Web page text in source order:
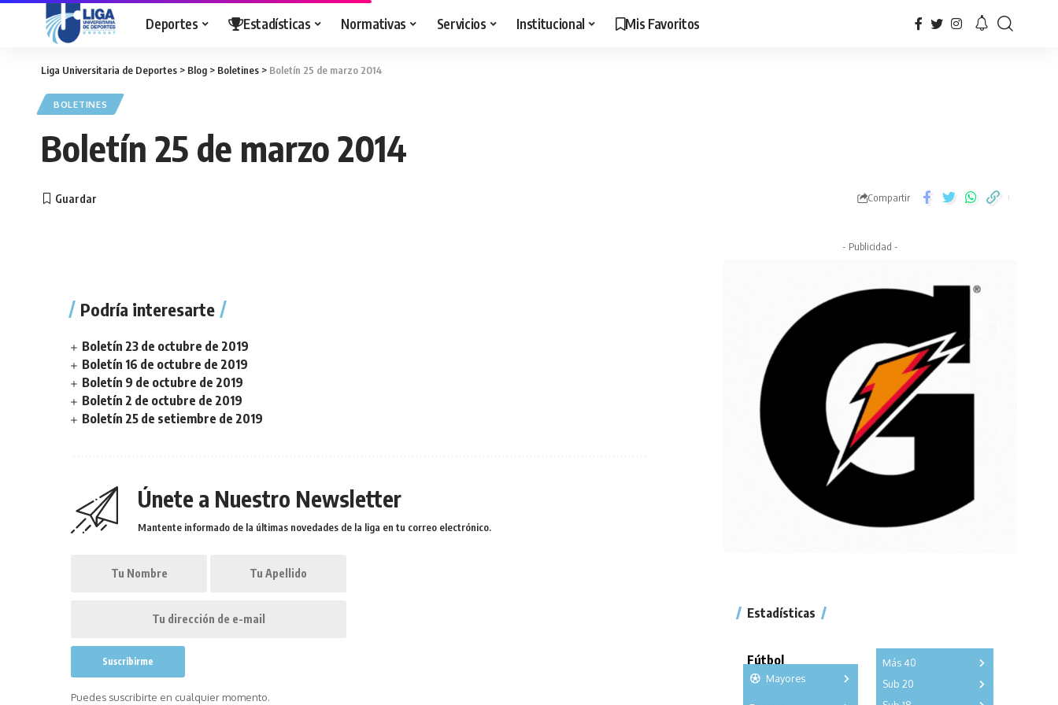
Deportes Estadísticas Normativas Servicios Institucional Mis Favoritos
Liga Universitaria de Deportes > Blog > Boletines > Boletín 25 de marzo 2014
BOLETINES
Boletín 25 de marzo 2014
Compartir
Podría interesarte
Boletín 23 de octubre de 2019
Boletín 16 de octubre de 2019
Boletín 9 de octubre de 2019
Boletín 2 de octubre de 2019
Boletín 25 de setiembre de 2019
Únete a Nuestro Newsletter
Mantente informado de la últimas novedades de la liga en tu correo electrónico.
Puedes suscribirte en cualquier momento.
- Publicidad -
Estadísticas
Fútbol
Mayores
Más 40
Sub 20